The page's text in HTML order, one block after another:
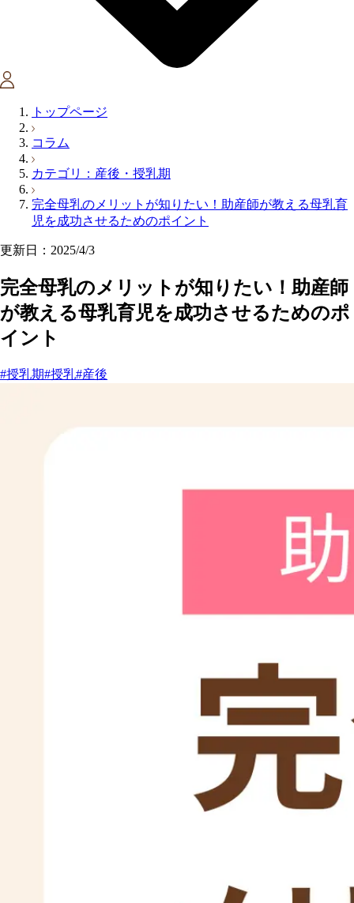
トップページ
コラム
カテゴリ：産後・授乳期
完全母乳のメリットが知りたい！助産師が教える母乳育
児を成功させるためのポイント
更新日：2025/4/3
完全母乳のメリットが知りたい！助産師
が教える母乳育児を成功させるためのポ
イント
#授乳期#授乳#産後